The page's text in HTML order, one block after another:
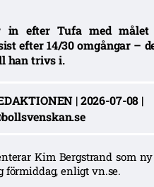
in efter Tufa med
efter 14/30 omgångar –
han trivs i.
|2026-07-08 |
Kim Bergstrand som
förmiddag, enligt vn.se.